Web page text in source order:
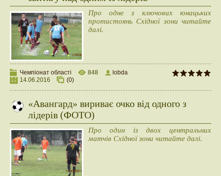
Про одне з ключових юнацьких
протистоянь Східної зони читайте
далі.
Чемпіонат області 848
lobda
14.06.2016
(0)
​«Авангард» вириває очко від одного з
лідерів (ФОТО)
Про один із двох центральних
матчів Східної зони читайте далі.